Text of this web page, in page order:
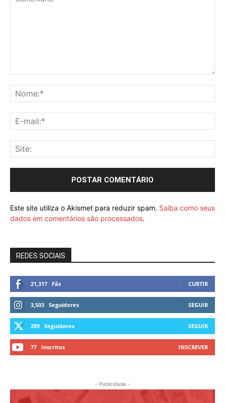
Este site utiliza o Akismet para reduzir spam. Saiba como seus
dados em comentários são processados.
REDES SOCIAIS
21,317 Fãs CURTIR
3,503 Seguidores SEGUIR
289 Seguidores SEGUIR
77 Inscritos INSCREVER
- Publicidade -